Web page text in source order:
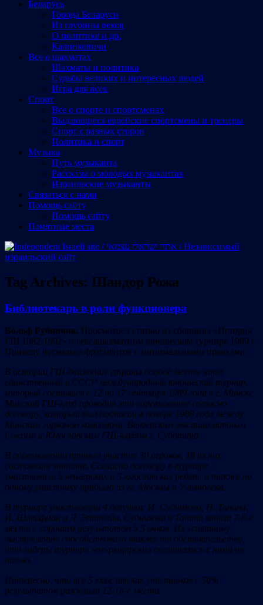
Беларусь
Города Беларуси
Из глубины веков
О политике и др.
Калинковичи
Все о шахматах
Шахматы и политика
Судьбы великих и интересных людей
Игра для всех
Спорт
Все о спорте и спортсменах
Выдающиеся еврейские спортсмены и тренеры
Спорт с разных сторон
Политика и спорт
Музыка
Путь музыканта
Рассказы о молодых музыкантах
Израильские музыканты
Cвязаться с нами
Помощь сайту
Помощь сайту
Памятные места
Tag Archives: Шандор Рожа
Библиотекарь в роли функционера
Вольф Рубинчик. Просмотрел статью из сборника «История
ГШ 1982-1992» о гексашахматном юношеском турнире 1989 г.
Приведу несколько фрагментов c минимальными правками:
В истории ГШ-движения страны особое место занял
единственный в СССР международный юношеский турнир,
который состоялся с 12 по 17 сентября 1989 года в г. Минске.
Минский ГШ-клуб проводил это соревнование согласно
договору, который был подписан в ноябре 1988 года между
Минским горкомом комсомола, Венгерским гексашахматным
Союзом и Югославским ГШ-клубом г. Суботица…
В соревновании приняло участие 30 игроков, 18 из них
составляли минчане. Согласно договору в турнире
участвовало 5 венгерских и 5 югославских ребят, а также по
одному участнику прибыло из гг. Москвы и Ульяновска.
В турнире участвовали 4 девушки: И. Судникова, Н. Танана,
И. Шлейфман и Л. Эпштейн. Судникова и Танана заняли 7-8-е
места с хорошим результатом 5,5 очков. Их успешному
выступлению способствовало также то обстоятельство,
что лидеры турнира «по-рыцарски» соглашались с ними на
ничью.
Интересно, что все 5 югославских участников с 50%
результатом разделили 12-18-е места.